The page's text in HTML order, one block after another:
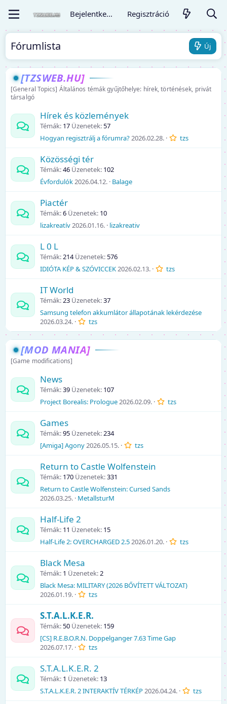
Bejelentkezés Regisztráció
Fórumlista Új
[TZSWEB.HU]
[General Topics] Általános témák gyűjtőhelye: hírek, történések, privát
társalgó
Hírek és közlemények
Témák 17 Üzenetek 57
Hogyan regisztrálj a fórumra? 2026.02.28. tzs
Közösségi tér
Témák 46 Üzenetek 102
Évfordulók 2026.04.12. Balage
Piactér
Témák 6 Üzenetek 10
lizakreatív 2026.01.16. lizakreativ
L 0 L
Témák 214 Üzenetek 576
IDIÓTA KÉP & SZÓVICCEK 2026.02.13. tzs
IT World
Témák 23 Üzenetek 37
Samsung telefon akkumlátor állapotának lekérdezése
2026.03.24.
tzs
[MOD MANIA]
[Game modifications]
News
Témák 39 Üzenetek 107
Project Borealis: Prologue 2026.02.09. tzs
Games
Témák 95 Üzenetek 234
[Amiga] Agony 2026.05.15. tzs
Return to Castle Wolfenstein
Témák 170 Üzenetek 331
Return to Castle Wolfenstein: Cursed Sands
2026.03.25. MetallsturM
Half-Life 2
Témák 11 Üzenetek 15
Half-Life 2: OVERCHARGED 2.5 2026.01.20. tzs
Black Mesa
Témák 1 Üzenetek 2
Black Mesa: MILITARY (2026 BŐVÍTETT VÁLTOZAT)
2026.01.19.
tzs
S.T.A.L.K.E.R.
Témák 50 Üzenetek 159
[CS] R.E.B.O.R.N. Doppelganger 7.63 Time Gap
2026.07.17.
tzs
S.T.A.L.K.E.R. 2
Témák 1 Üzenetek 13
S.T.A.L.K.E.R. 2 INTERAKTÍV TÉRKÉP 2026.04.24. tzs